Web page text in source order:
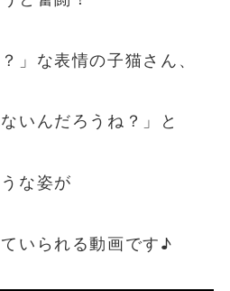
」な表情の子猫さん、
いんだろうね？」と
な姿が
いられる動画です♪